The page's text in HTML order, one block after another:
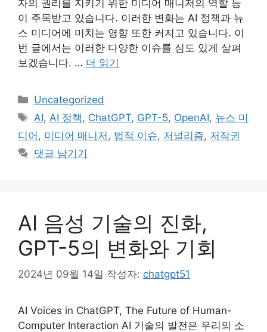
자의 권리를 지키기 위한 미디어 매니저의 역할 등
이 주목받고 있습니다. 이러한 변화는 AI 정책과 뉴
스 미디어에 미치는 영향 또한 커지고 있습니다. 이
번 글에서는 이러한 다양한 이슈를 심도 있게 살펴
보겠습니다. … 더 읽기
카
테
리
Uncategorized
태
그
AI, AI 정책 , ChatGPT, GPT-5, OpenAI, 뉴스 미
디어 , 미디어 매니저 , 법적 이슈, 저널리즘, 저작권
댓글 남기기
AI 음성 기술의 진화,
GPT-5의 변화와 기회
2024년 09월 14일 작성자: chatgpt51
AI Voices in ChatGPT, The Future of Human-
Computer Interaction AI 기술의 발전은 우리의 소